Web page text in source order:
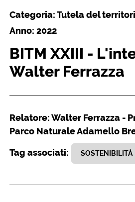
Categoria: Tutela del
Anno: 2022
BITM XXIII -
Walter Ferrazza
Relatore: Walter Ferrazza -
Parco Naturale Adamello
Tag associati: SOSTENIBILITÀ